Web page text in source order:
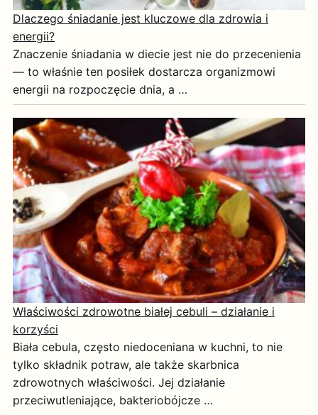
Dlaczego śniadanie jest kluczowe dla zdrowia i
energii?
Znaczenie śniadania w diecie jest nie do przecenienia
— to właśnie ten posiłek dostarcza organizmowi
energii na rozpoczęcie dnia, a …
Właściwości zdrowotne białej cebuli – działanie i
korzyści
Biała cebula, często niedoceniana w kuchni, to nie
tylko składnik potraw, ale także skarbnica
zdrowotnych właściwości. Jej działanie
przeciwutleniające, bakteriobójcze …